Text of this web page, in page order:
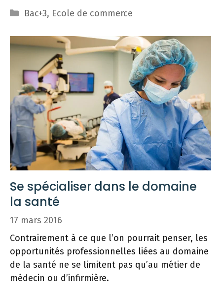
Catégories
Bac+3, Ecole de commerce
Se spécialiser dans le domaine
la santé
17 mars 2016
Contrairement à ce que l’on pourrait penser, les
opportunités professionnelles liées au domaine
de la santé ne se limitent pas qu’au métier de
médecin ou d’infirmière.